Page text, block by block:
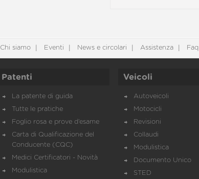
Chi siamo Eventi News e circolari Assistenza Faq
Patenti
La patente di guida
Tutte le pratiche
Foglio rosa e prove d’esame
Carta di Qualificazione del
Conducente (CQC)
Medici Certificatori - Novità
Modulistica
Veicoli
Autoveicoli
Motocicli
Revisioni
Collaudi
Modulistica
Documento Unico
STED